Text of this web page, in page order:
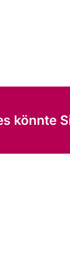
könnte